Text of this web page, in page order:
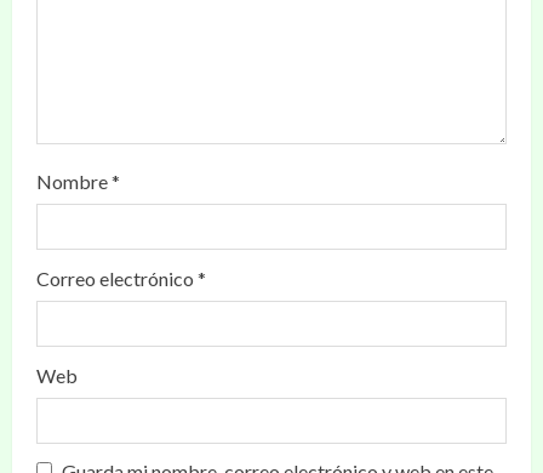
Nombre*
Correo electrónico *
Web